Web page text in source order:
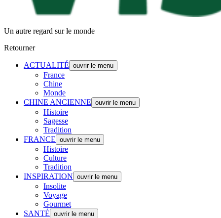
Un autre regard sur le monde
Retourner
ACTUALITÉ ouvrir le menu
France
Chine
Monde
CHINE ANCIENNE ouvrir le menu
Histoire
Sagesse
Tradition
FRANCE ouvrir le menu
Histoire
Culture
Tradition
INSPIRATION ouvrir le menu
Insolite
Voyage
Gourmet
SANTÉ ouvrir le menu